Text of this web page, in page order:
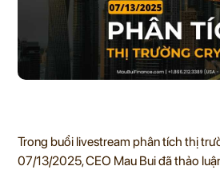
Trong buổi livestream phân tích thị
07/13/2025, CEO Mau Bui đã thảo